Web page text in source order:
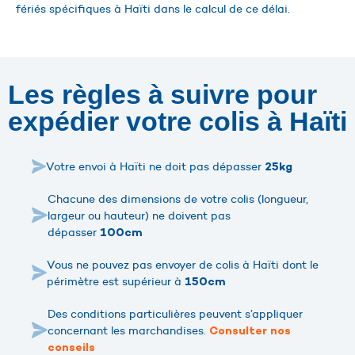
fériés spécifiques à Haïti dans le calcul de ce délai.
Les règles à suivre pour
expédier votre colis à Haïti
Votre envoi à Haïti ne doit pas dépasser 25kg
Chacune des dimensions de votre colis (longueur,
largeur ou hauteur) ne doivent pas
dépasser100cm
Vous ne pouvez pas envoyer de colis à Haïti dont le
périmètre est supérieur à 150cm
Des conditions particulières peuvent s’appliquer
concernant les marchandises. Consulter nos
conseils